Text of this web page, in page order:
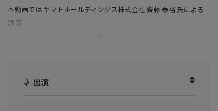
本動画では ヤマトホールディングス株式会社 齊藤 泰裕 氏による
講演
出演